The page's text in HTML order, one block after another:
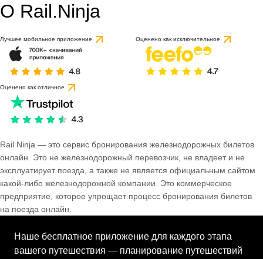
О Rail.Ninja
Лучшее мобильное приложение Оценено как исключительное
Оценено как отличное
Rail Ninja — это сервис бронирования железнодорожных билетов
онлайн. Это не железнодорожный перевозчик, не владеет и не
эксплуатирует поезда, а также не является официальным сайтом
какой-либо железнодорожной компании. Это коммерческое
предприятие, которое упрощает процесс бронирования билетов
на поезда онлайн.
Наше бесплатное приложение для каждого этапа
вашего путешествия — планирование путешествий